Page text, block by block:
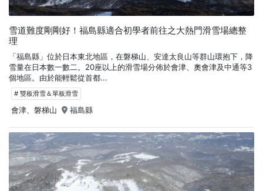
雪道難度剛剛好！福島縣適合初學者前往之大熱門滑雪場總整
理
「福島縣」位於日本東北地區，在磐梯山、安達太良山等群山環抱下，降
雪量在日本數一數二。20座以上的滑雪場分佈於會津、奧會津及中通等3
個地區。由於能輕鬆從首都...
# 雙板滑雪＆單板滑雪
會津、磐梯山 福島縣